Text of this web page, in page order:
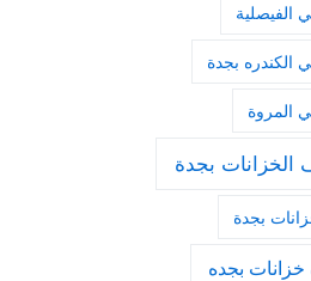
الفيصلية
الكندره بجدة
المروة
بجدة
بجدة
بجده